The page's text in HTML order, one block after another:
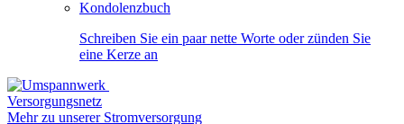
Kondolenzbuch
Schreiben Sie ein paar nette Worte oder zünden Sie
eine Kerze an
Versorgungsnetz
Mehr zu unserer Stromversorgung